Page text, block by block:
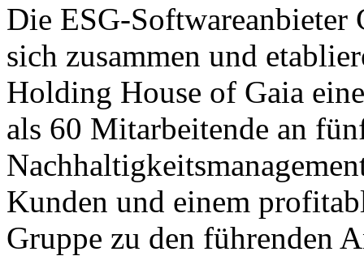
Die ESG-Softwareanbieter
sich zusammen und
Holding House of Gaia
als 60 Mitarbeitende an
Kunden und einem
Gruppe zu den führenden